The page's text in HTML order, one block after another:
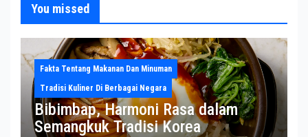
You missed
Fakta Tentang Makanan Dan Minuman
Tradisi Kuliner Di Berbagai Negara
Bibimbap, Harmoni Rasa dalam
Semangkuk Tradisi Korea